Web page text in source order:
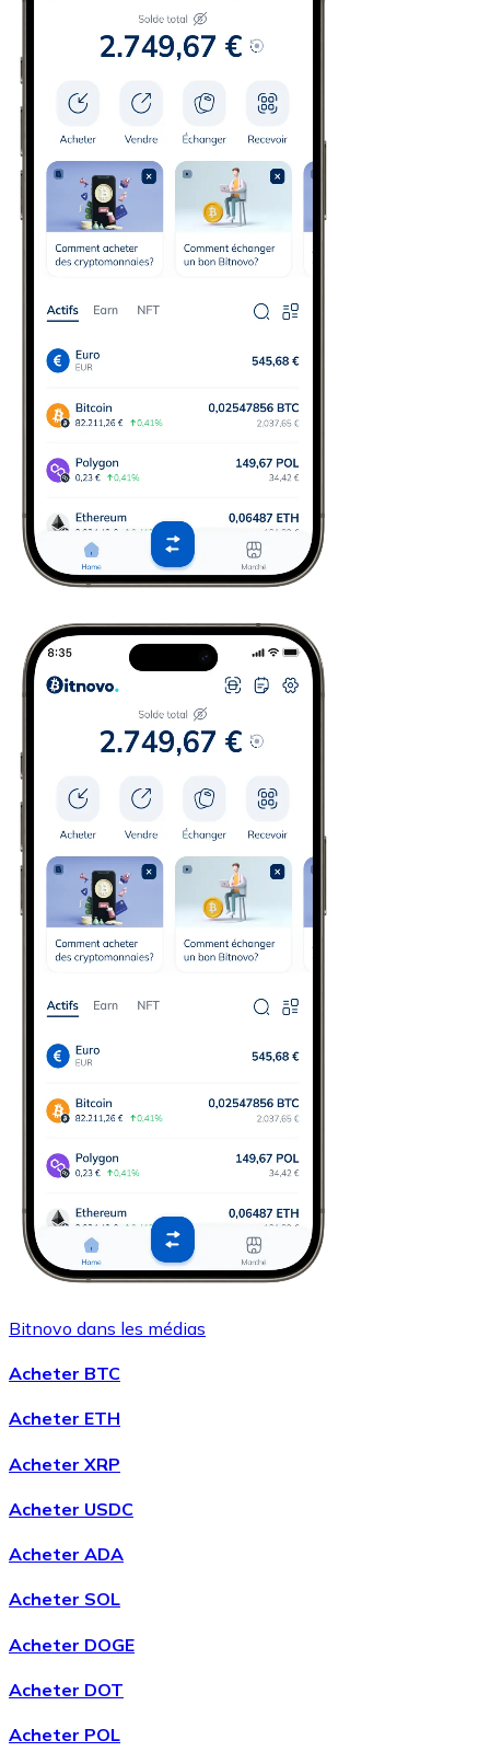
Bitnovo dans les médias
Acheter BTC
Acheter ETH
Acheter XRP
Acheter USDC
Acheter ADA
Acheter SOL
Acheter DOGE
Acheter DOT
Acheter POL